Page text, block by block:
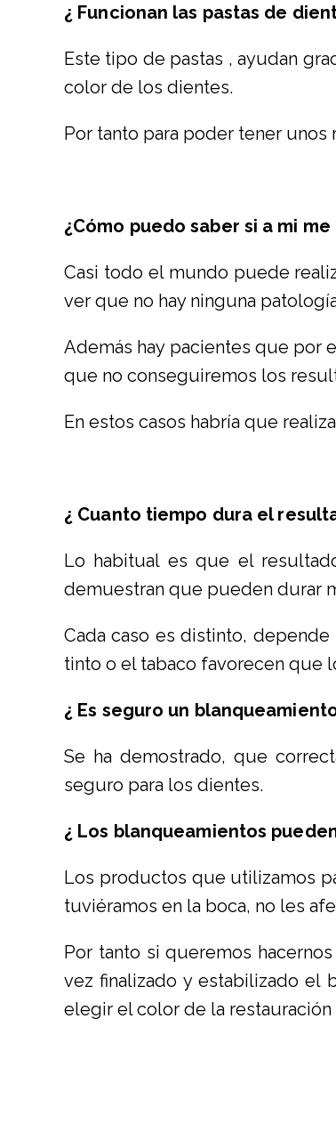
¿ Funcionan las pastas de
Este tipo de pastas , ayudan
color de los dientes.
Por tanto para poder tener
¿Cómo puedo saber si a mi
Casi todo el mundo puede
ver que no hay ninguna
Además hay pacientes que por
que no conseguiremos los
En estos casos habría que
¿ Cuanto tiempo dura el
Lo habitual es que el
demuestran que pueden durar
Cada caso es distinto,
tinto o el tabaco favorecen que
¿ Es seguro un
Se ha demostrado, que
seguro para los dientes.
¿ Los blanqueamientos
Los productos que utilizamos
tuviéramos en la boca, no les
Por tanto si queremos
vez finalizado y estabilizado el
elegir el color de la restauración